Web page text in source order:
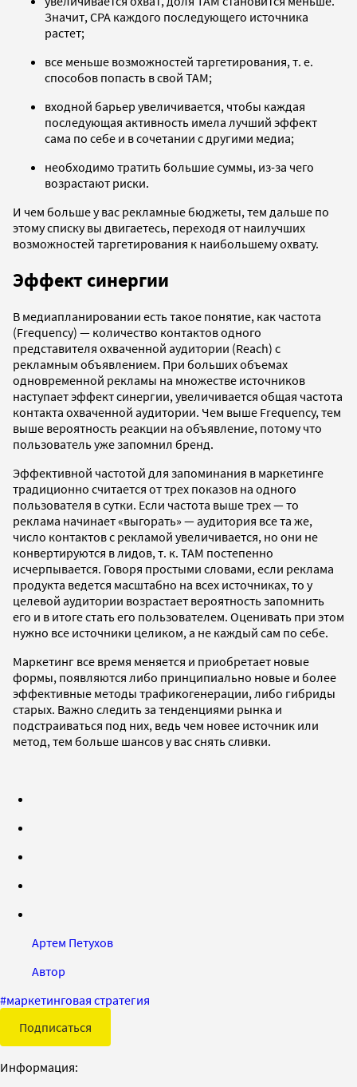
Значит, CPA каждого последующего источника
растет;
все меньше возможностей таргетирования, т. е.
способов попасть в свой TAM;
входной барьер увеличивается, чтобы каждая
последующая активность имела лучший эффект
сама по себе и в сочетании с другими медиа;
необходимо тратить большие суммы, из-за чего
возрастают риски.
И чем больше у вас рекламные бюджеты, тем дальше по
этому списку вы двигаетесь, переходя от наилучших
возможностей таргетирования к наибольшему охвату.
Эффект синергии
В медиапланировании есть такое понятие, как частота
(Frequency) — количество контактов одного
представителя охваченной аудитории (Reach) с
рекламным объявлением. При больших объемах
одновременной рекламы на множестве источников
наступает эффект синергии, увеличивается общая частота
контакта охваченной аудитории. Чем выше Frequency, тем
выше вероятность реакции на объявление, потому что
пользователь уже запомнил бренд.
Эффективной частотой для запоминания в маркетинге
традиционно считается от трех показов на одного
пользователя в сутки. Если частота выше трех — то
реклама начинает «выгорать» — аудитория все та же,
число контактов с рекламой увеличивается, но они не
конвертируются в лидов, т. к. TAM постепенно
исчерпывается. Говоря простыми словами, если реклама
продукта ведется масштабно на всех источниках, то у
целевой аудитории возрастает вероятность запомнить
его и в итоге стать его пользователем. Оценивать при этом
нужно все источники целиком, а не каждый сам по себе.
Маркетинг все время меняется и приобретает новые
формы, появляются либо принципиально новые и более
эффективные методы трафикогенерации, либо гибриды
старых. Важно следить за тенденциями рынка и
подстраиваться под них, ведь чем новее источник или
метод, тем больше шансов у вас снять сливки.
Артем Петухов
Автор
#маркетинговая стратегия
Подписаться
Информация: